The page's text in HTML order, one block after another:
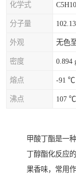
化学式
分子量
外观 无色
密度 0.894
熔点 -91 ℃
沸点 107 ℃
甲酸丁酯是一
丁醇酯化反应
果香味，常用